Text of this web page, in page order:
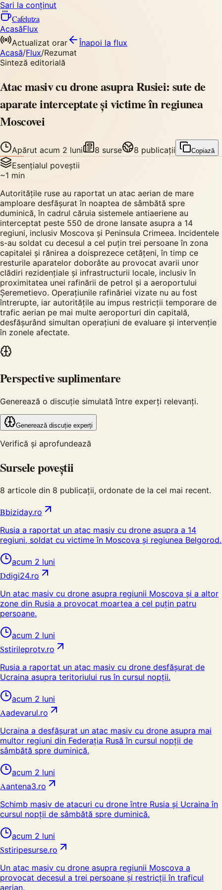
Sari la conținut
Cafelutza
AcasăFlux
Actualizat orar
Înapoi la flux
Acasă/Flux/Rezumat
Sinteză editorială
Atac masiv cu drone asupra Rusiei: sute de
aparate interceptate și victime în regiunea
Moscovei
Apărut acum 2 luni 8 surse 8 publicații Copiază
Esențialul poveștii
~1 min
Autoritățile ruse au raportat un atac aerian de mare
amploare desfășurat în noaptea de sâmbătă spre
duminică, în cadrul căruia sistemele antiaeriene au
interceptat peste 550 de drone lansate asupra a 14
regiuni, inclusiv Moscova și Peninsula Crimeea. Incidentele
s-au soldat cu decesul a cel puțin trei persoane în zona
capitalei și rănirea a doisprezece cetățeni, în timp ce
resturile aparatelor doborâte au provocat avarii unor
clădiri rezidențiale și infrastructurii locale, inclusiv în
proximitatea unei rafinării de petrol și a aeroportului
Șeremetievo. Operațiunile rafinăriei vizate nu au fost
întrerupte, iar autoritățile au impus restricții temporare de
trafic aerian pe mai multe aeroporturi din capitală,
desfășurând simultan operațiuni de evaluare și intervenție
în zonele afectate.
Perspective suplimentare
Generează o discuție simulată între experți relevanți.
Generează discuție experți
Verifică și aprofundează
Sursele poveștii
8 articole din 8 publicații, ordonate de la cel mai recent.
Bbiziday.ro
Rusia a raportat un atac masiv cu drone asupra a 14
regiuni, soldat cu victime în Moscova și regiunea Belgorod.
acum 2 luni
Ddigi24.ro
Un atac masiv cu drone asupra regiunii Moscova și a altor
zone din Rusia a provocat moartea a cel puțin patru
persoane.
acum 2 luni
Sstirileprotv.ro
Rusia a raportat un atac masiv cu drone desfășurat de
Ucraina asupra teritoriului rus în cursul nopții.
acum 2 luni
Aadevarul.ro
Ucraina a desfășurat un atac masiv cu drone asupra mai
multor regiuni din Federația Rusă în cursul nopții de
sâmbătă spre duminică.
acum 2 luni
Aantena3.ro
Schimb masiv de atacuri cu drone între Rusia și Ucraina în
cursul nopții de sâmbătă spre duminică.
acum 2 luni
Sstiripesurse.ro
Un atac masiv cu drone asupra regiunii Moscova a
provocat decesul a trei persoane și restricții în traficul
aerian.